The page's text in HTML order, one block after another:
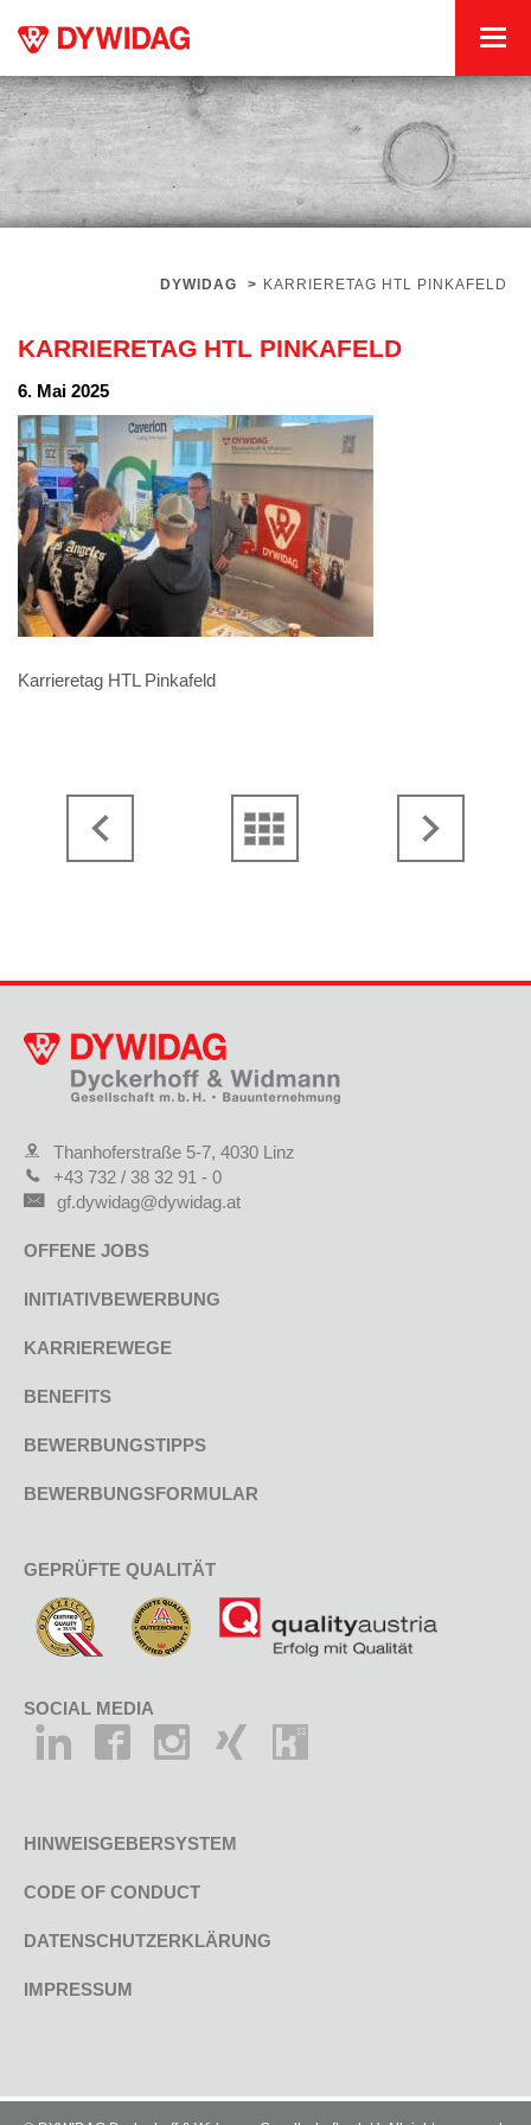
DYWIDAG > KARRIERETAG HTL PINKAFELD
KARRIERETAG HTL PINKAFELD
6. Mai 2025
Karrieretag HTL Pinkafeld
Thanhoferstraße 5-7, 4030 Linz
+43 732 / 38 32 91 - 0
gf.dywidag@dywidag.at
OFFENE JOBS
INITIATIVBEWERBUNG
KARRIEREWEGE
BENEFITS
BEWERBUNGSTIPPS
BEWERBUNGSFORMULAR
GEPRÜFTE QUALITÄT
SOCIAL MEDIA
HINWEISGEBERSYSTEM
CODE OF CONDUCT
DATENSCHUTZERKLÄRUNG
IMPRESSUM